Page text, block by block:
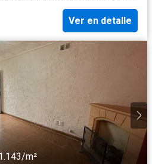
Ver en detalle
m²